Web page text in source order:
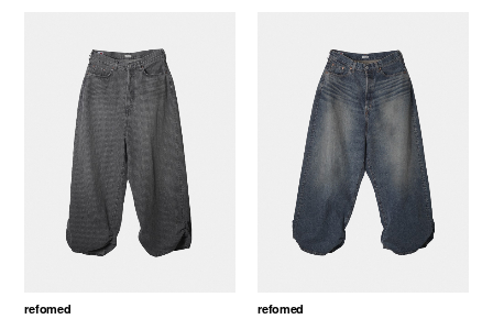
refomed refomed